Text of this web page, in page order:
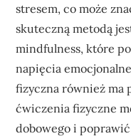
stresem, co może
skuteczną metodą
mindfulness, które
napięcia
fizyczna również ma
ćwiczenia fizyczne
dobowego i